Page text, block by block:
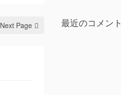
Next Page 最近のコメント